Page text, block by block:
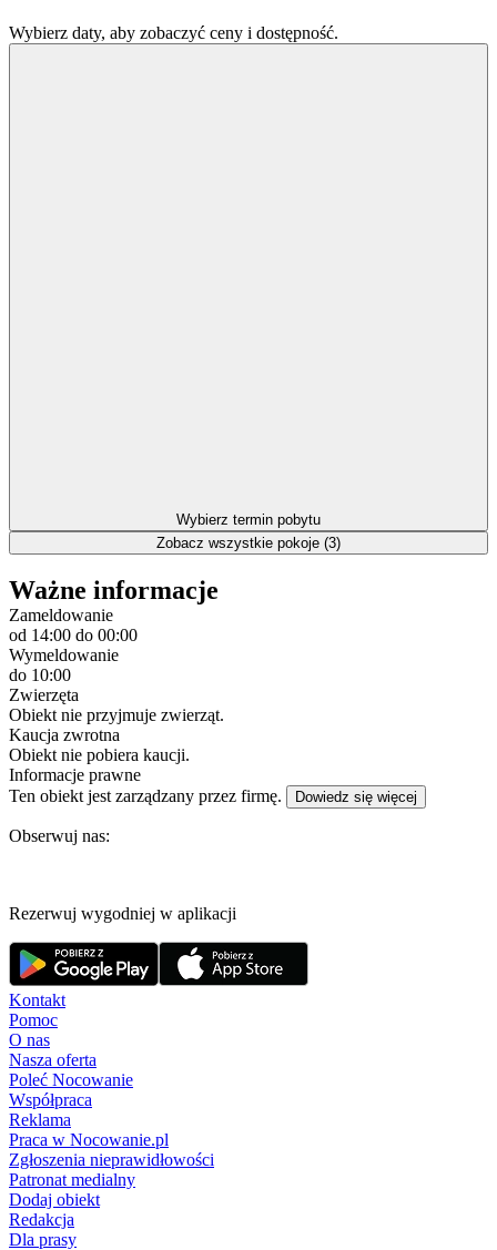
Wybierz daty, aby zobaczyć ceny i dostępność.
Wybierz termin pobytu
Zobacz wszystkie pokoje (3)
Ważne informacje
Zameldowanie
od 14:00 do 00:00
Wymeldowanie
do 10:00
Zwierzęta
Obiekt nie przyjmuje zwierząt.
Kaucja zwrotna
Obiekt nie pobiera kaucji.
Informacje prawne
Ten obiekt jest zarządzany przez firmę.
Dowiedz się więcej
Obserwuj nas:
Rezerwuj wygodniej w aplikacji
Kontakt
Pomoc
O nas
Nasza oferta
Poleć Nocowanie
Współpraca
Reklama
Praca w Nocowanie.pl
Zgłoszenia nieprawidłowości
Patronat medialny
Dodaj obiekt
Redakcja
Dla prasy